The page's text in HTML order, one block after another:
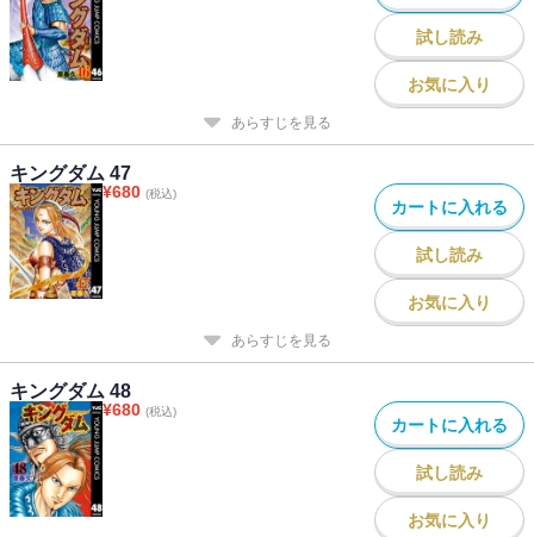
試し読み
お気に入り
あらすじを見る
キングダム 47
¥680 (税込)
カートに入れる
試し読み
お気に入り
あらすじを見る
キングダム 48
¥680 (税込)
カートに入れる
試し読み
お気に入り